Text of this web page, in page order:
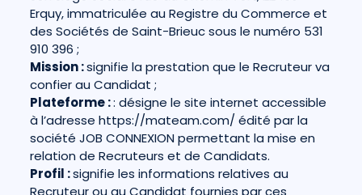
Erquy, immatriculée au Registre du Commerce et
des Sociétés de Saint-Brieuc sous le numéro 531
910 396 ;
Mission :signifie la prestation que le Recruteur va
confier au Candidat ;
Plateforme :: désigne le site internet accessible
à l’adressehttps://mateam.com/édité par la
société JOB CONNEXION permettant la mise en
relation de Recruteurs et de Candidats.
Profil :signifie les informations relatives au
Recruteur ou au Candidat fournies par ces